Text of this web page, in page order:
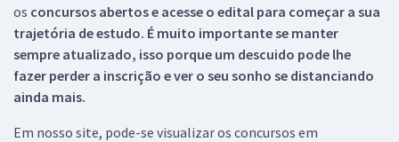
os concursos abertos e acesse o edital para começar a sua
trajetória de estudo. É muito importante se manter
sempre atualizado, isso porque um descuido pode lhe
fazer perder a inscrição e ver o seu sonho se distanciando
ainda mais.
Em nosso site, pode-se visualizar os concursos em